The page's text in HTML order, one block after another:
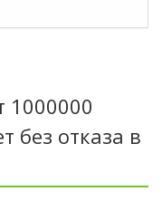
1000000
без отказа в